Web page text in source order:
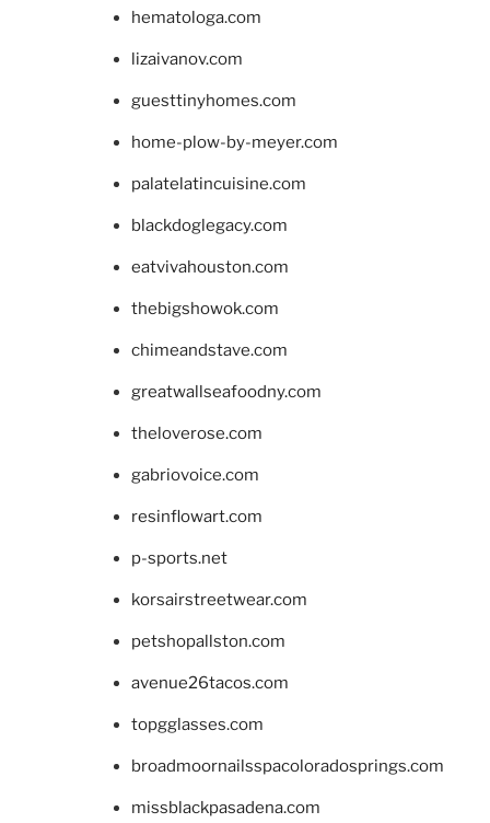
hematologa.com
lizaivanov.com
guesttinyhomes.com
home-plow-by-meyer.com
palatelatincuisine.com
blackdoglegacy.com
eatvivahouston.com
thebigshowok.com
chimeandstave.com
greatwallseafoodny.com
theloverose.com
gabriovoice.com
resinflowart.com
p-sports.net
korsairstreetwear.com
petshopallston.com
avenue26tacos.com
topgglasses.com
broadmoornailsspacoloradosprings.com
missblackpasadena.com